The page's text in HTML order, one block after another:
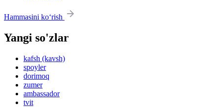
Hammasini ko‘rish
Yangi so'zlar
kafsh (kavsh)
spoyler
dorimoq
zumer
ambassador
tvit